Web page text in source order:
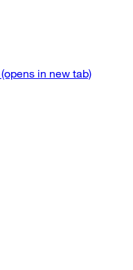
(opens in new tab)